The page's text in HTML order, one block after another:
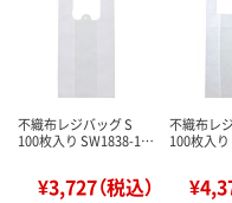
不織布レジバッグ S
100枚入り SW1838-1…
¥3,727（税込）
不織布レ
100枚入